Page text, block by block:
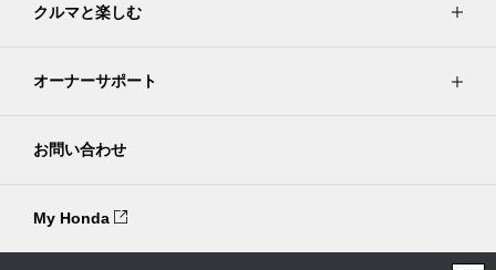
クルマと楽しむ
オーナーサポート
お問い合わせ
My Honda